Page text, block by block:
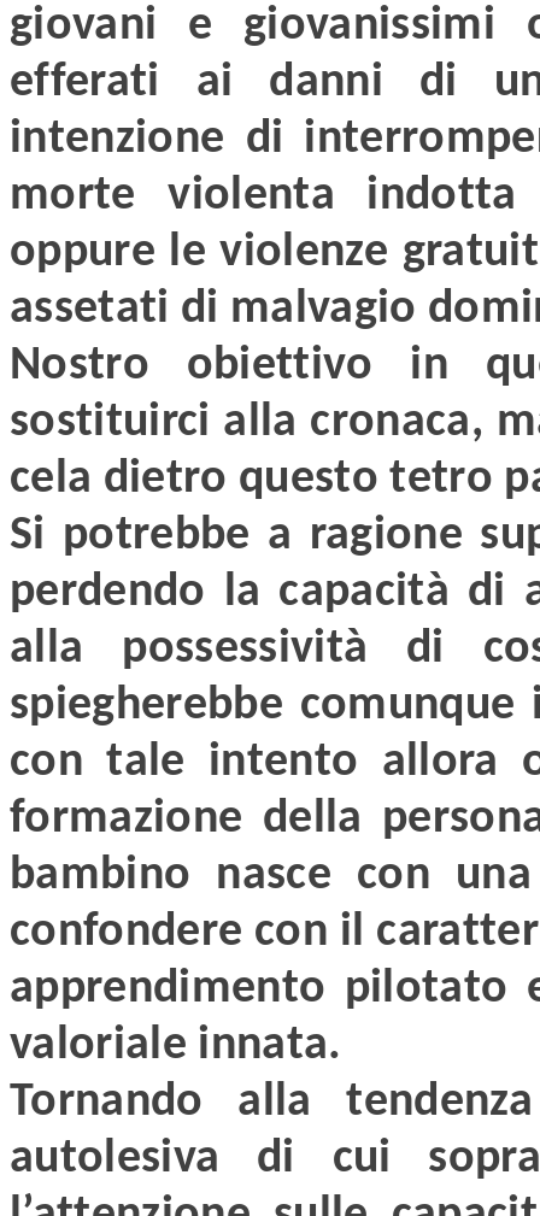
giovani e
efferati ai danni di
intenzione di
morte violenta
oppure le violenze
assetati di malvagio
Nostro obiettivo in
sostituirci alla cronaca,
cela dietro questo tetro
Si potrebbe a ragione
perdendo la capacità di
alla possessività di
spiegherebbe
con tale intento allora
formazione della
bambino nasce con
confondere con il
apprendimento pilotato
valoriale innata.
Tornando alla
autolesiva di cui